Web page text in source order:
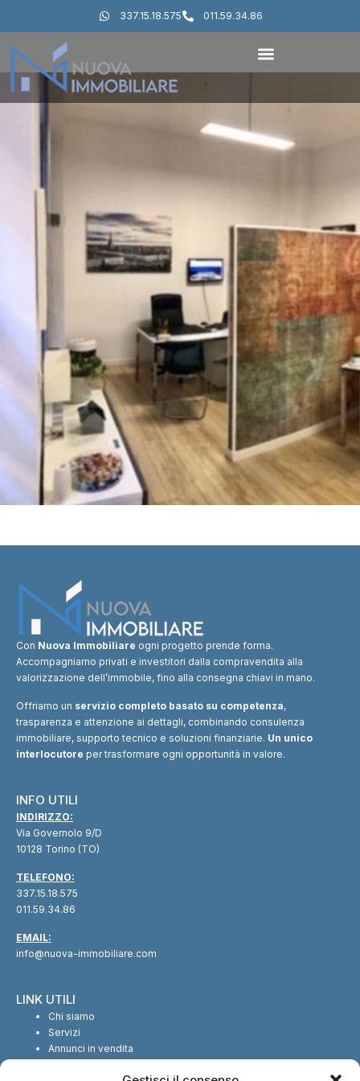
337.15.18.575 011.59.34.86
Con Nuova Immobiliare ogni progetto prende forma.
Accompagniamo privati e investitori dalla compravendita alla
valorizzazione dell’immobile, fino alla consegna chiavi in mano.
Offriamo un servizio completo basato su competenza,
trasparenza e attenzione ai dettagli, combinando consulenza
immobiliare, supporto tecnico e soluzioni finanziarie. Un unico
interlocutore per trasformare ogni opportunità in valore.
INFO UTILI
INDIRIZZO:
Via Governolo 9/D
10128 Torino (TO)
TELEFONO:
337.15.18.575
011.59.34.86
EMAIL:
info@nuova-immobiliare.com
LINK UTILI
Chi siamo
Servizi
Annunci in vendita